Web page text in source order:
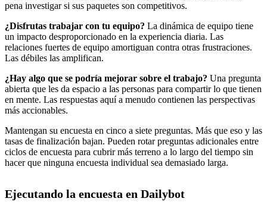
pena investigar si sus paquetes son competitivos.
¿Disfrutas trabajar con tu equipo? La dinámica de equipo tiene
un impacto desproporcionado en la experiencia diaria. Las
relaciones fuertes de equipo amortiguan contra otras frustraciones.
Las débiles las amplifican.
¿Hay algo que se podría mejorar sobre el trabajo? Una pregunta
abierta que les da espacio a las personas para compartir lo que tienen
en mente. Las respuestas aquí a menudo contienen las perspectivas
más accionables.
Mantengan su encuesta en cinco a siete preguntas. Más que eso y las
tasas de finalización bajan. Pueden rotar preguntas adicionales entre
ciclos de encuesta para cubrir más terreno a lo largo del tiempo sin
hacer que ninguna encuesta individual sea demasiado larga.
Ejecutando la encuesta en Dailybot